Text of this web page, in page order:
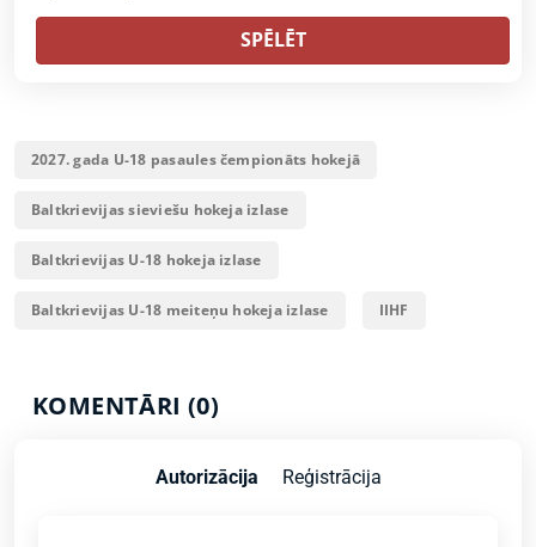
SPĒLĒT
2027. gada U-18 pasaules čempionāts hokejā
Baltkrievijas sieviešu hokeja izlase
Baltkrievijas U-18 hokeja izlase
Baltkrievijas U-18 meiteņu hokeja izlase IIHF
KOMENTĀRI (0)
Autorizācija Reģistrācija